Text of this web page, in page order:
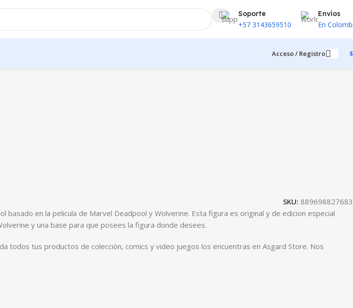
Soporte
+57 3143659510
Envíos
En
Acceso / Registro $
SKU: 889698827683
basado en la pelicula de Marvel Deadpool y Wolverine. Esta figura es original y de edicion especial
y una base para que posees la figura donde desees.
todos tus productos de colección, comics y video juegos los encuentras en Asgard Store. Nos